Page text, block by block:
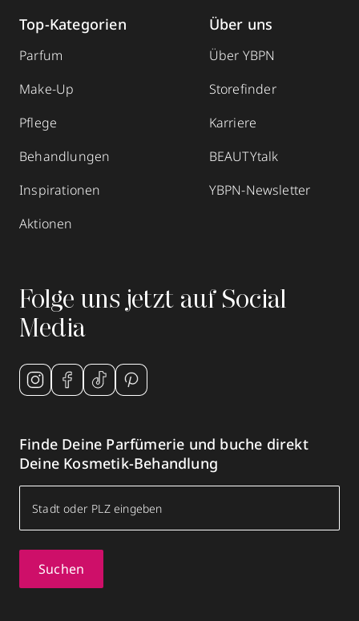
Top-Kategorien
Parfum
Make-Up
Pflege
Behandlungen
Inspirationen
Aktionen
Über uns
Über YBPN
Storefinder
Karriere
BEAUTYtalk
YBPN-Newsletter
Folge uns jetzt auf Social
Media
Finde Deine Parfümerie und buche direkt
Deine Kosmetik-Behandlung
Suchen